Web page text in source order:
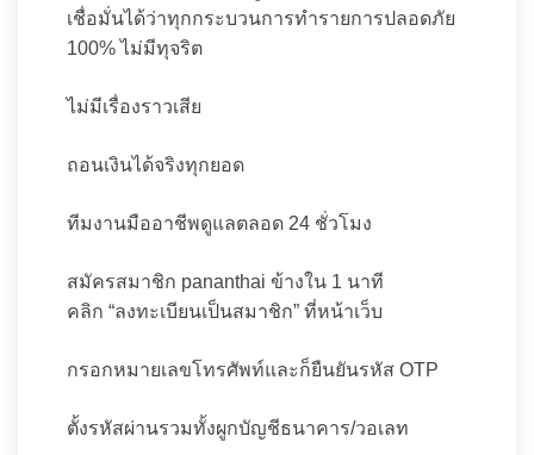
เชื่อมั่นได้ว่าทุกกระบวนการทำรายการปลอดภัย
100% ไม่มีทุจริต
ไม่มีเรื่องราวเสีย
ถอนเงินได้จริงทุกยอด
ทีมงานมืออาชีพดูแลตลอด 24 ชั่วโมง
สมัครสมาชิก pananthai ข้างใน 1 นาที
คลิก “ลงทะเบียนเป็นสมาชิก” ที่หน้าเว็บ
กรอกหมายเลขโทรศัพท์และก็ยืนยันรหัส OTP
ตั้งรหัสผ่านรวมทั้งผูกบัญชีธนาคาร/วอเลท